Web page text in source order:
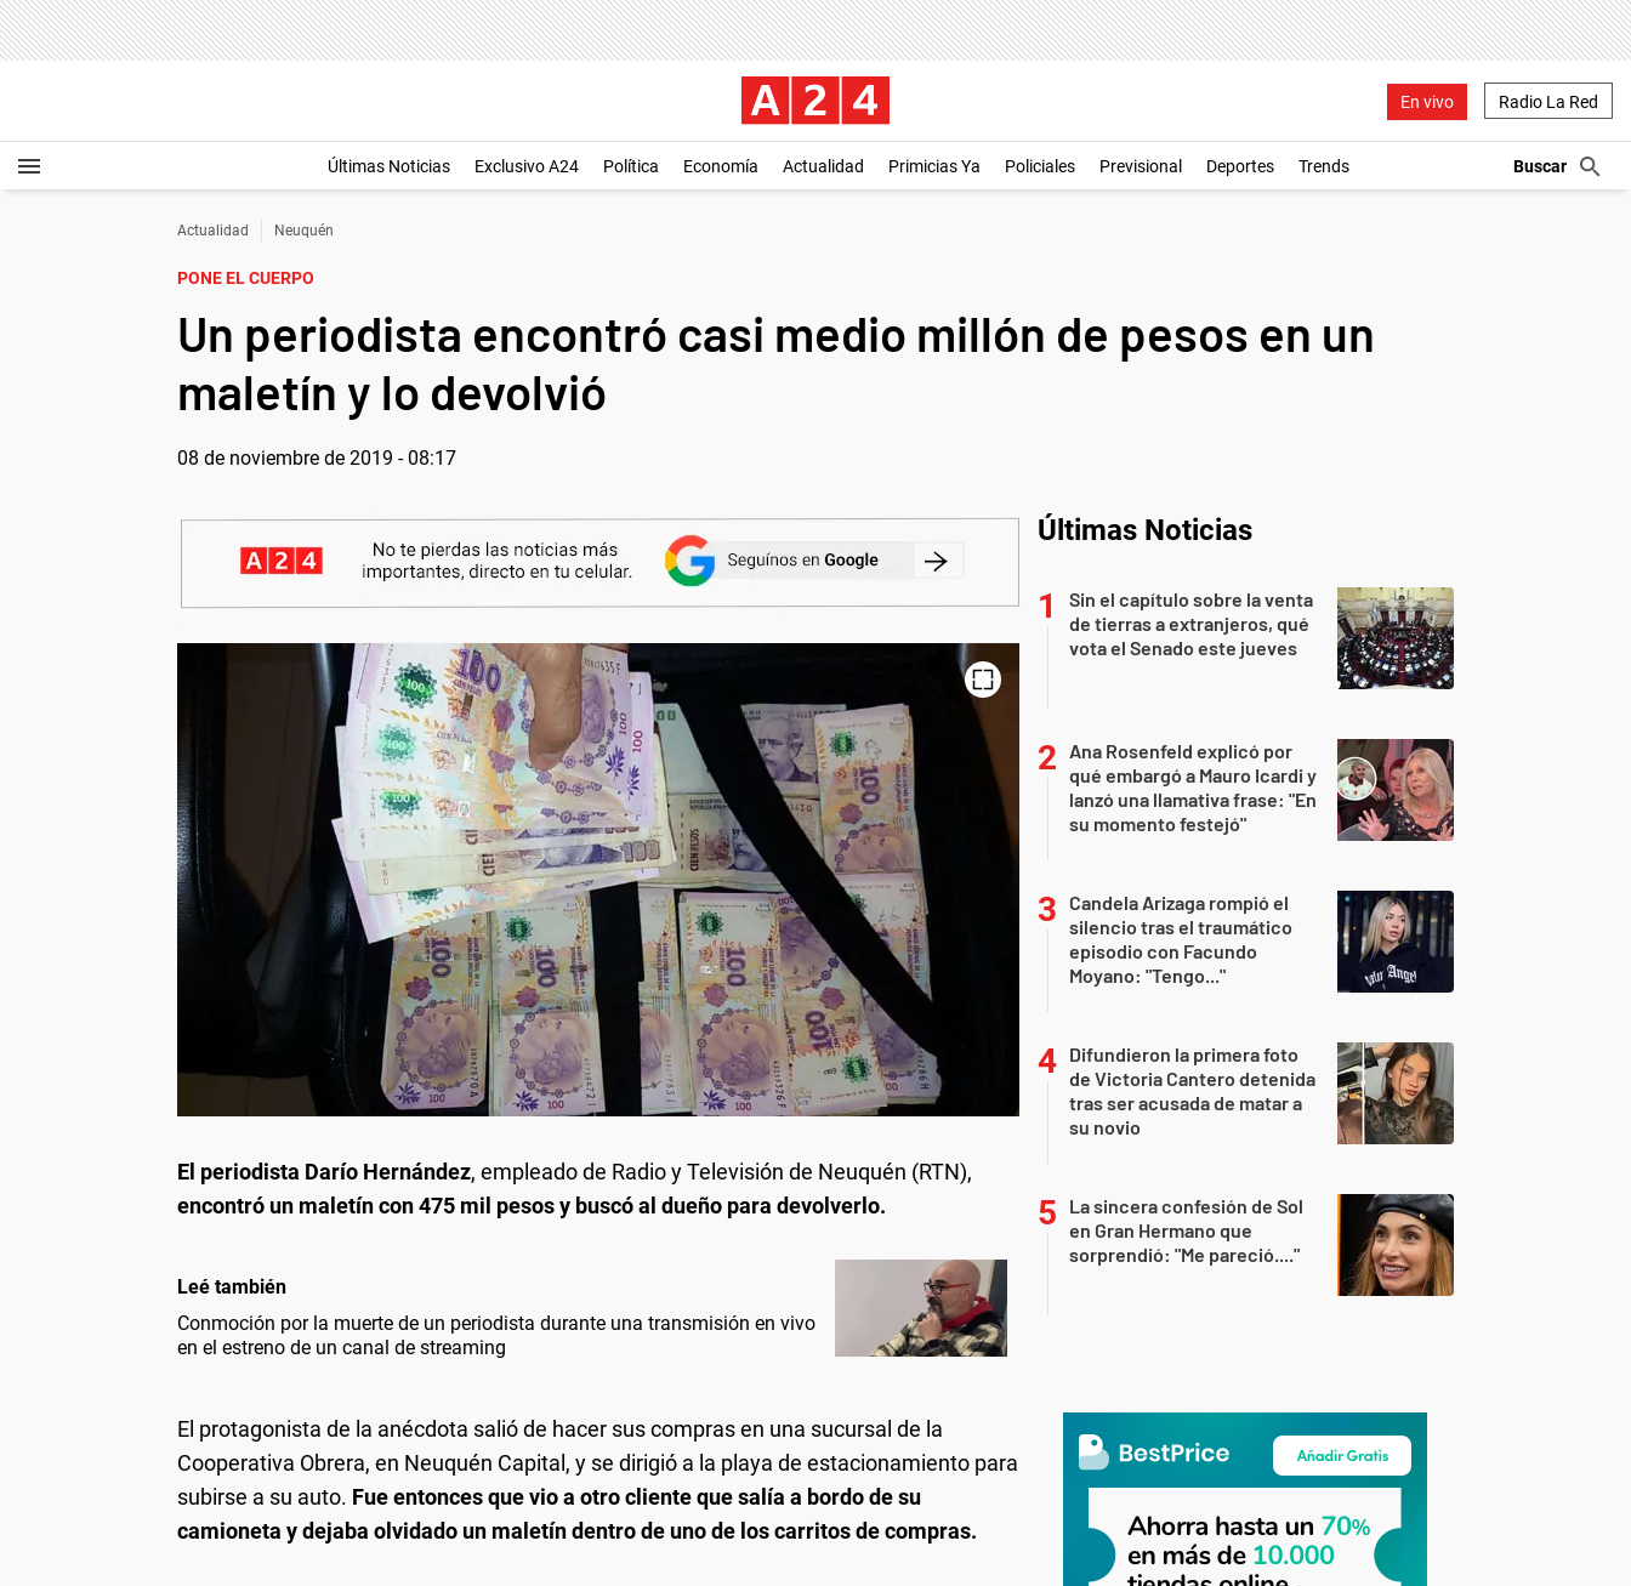
En vivo Radio La Red
Últimas Noticias Exclusivo A24 Política Economía Actualidad Primicias Ya Policiales Previsional Deportes Trends
Actualidad Neuquén
PONE EL CUERPO
Un periodista encontró casi medio millón de pesos en un
maletín y lo devolvió
08 de noviembre de 2019 - 08:17
El periodista Darío Hernández, empleado de Radio y Televisión de Neuquén (RTN),
encontró un maletín con 475 mil pesos y buscó al dueño para devolverlo.
Leé también
Conmoción por la muerte de un periodista durante una transmisión en vivo
en el estreno de un canal de streaming
El protagonista de la anécdota salió de hacer sus compras en una sucursal de la
Cooperativa Obrera, en Neuquén Capital, y se dirigió a la playa de estacionamiento para
subirse a su auto. Fue entonces que vio a otro cliente que salía a bordo de su
camioneta y dejaba olvidado un maletín dentro de uno de los carritos de compras.
Últimas Noticias
Sin el capítulo sobre la venta
de tierras a extranjeros, qué
vota el Senado este jueves
Ana Rosenfeld explicó por
qué embargó a Mauro Icardi y
lanzó una llamativa frase: "En
su momento festejó"
Candela Arizaga rompió el
silencio tras el traumático
episodio con Facundo
Moyano: "Tengo..."
Difundieron la primera foto
de Victoria Cantero detenida
tras ser acusada de matar a
su novio
La sincera confesión de Sol
en Gran Hermano que
sorprendió: "Me pareció...."